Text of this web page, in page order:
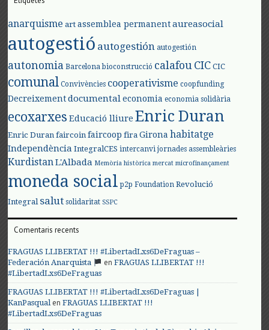
anarquisme art assemblea permanent aureasocial
autogestió autogestión autogestión
autonomia Barcelona bioconstrucció calafouCIC CIC
comunal Convivències cooperativisme coopfunding
Decreixement documental economia economia solidària
ecoxarxes Educació lliure Enric Duran
Enric Duran faircoin faircoop fira Girona habitatge
Independència IntegralCES intercanvi jornades assembleàries
KurdistanL'Albada Memòria històrica mercat microfinançament
moneda social p2p Foundation Revolució
Integral salut solidaritat SSPC
Comentaris recents
FRAGUAS LLIBERTAT !!! #LibertadLxs6DeFraguas –
Federación Anarquista
enFRAGUAS LLIBERTAT !!!
#LibertadLxs6DeFraguas
FRAGUAS LLIBERTAT !!! #LibertadLxs6DeFraguas |
KanPasqualenFRAGUAS LLIBERTAT !!!
#LibertadLxs6DeFraguas